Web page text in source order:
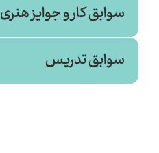
سوابق کار و جوایز هنری
سوابق تدریس